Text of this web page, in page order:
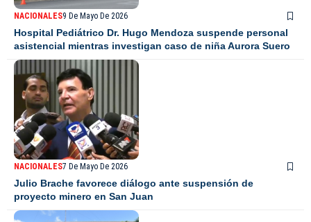
NACIONALES9 De Mayo De 2026
Hospital Pediátrico Dr. Hugo Mendoza suspende personal
asistencial mientras investigan caso de niña Aurora Suero
NACIONALES7 De Mayo De 2026
Julio Brache favorece diálogo ante suspensión de
proyecto minero en San Juan